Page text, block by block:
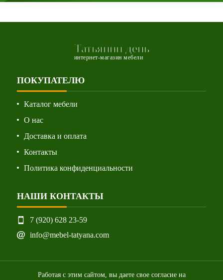
Татьянин день
интернет-магазин мебели
ПОКУПАТЕЛЮ
Каталог мебели
О нас
Доставка и оплата
Контакты
Политика конфиденциальности
НАШИ КОНТАКТЫ
7 (920) 628 23-59
info@mebel-tatyana.com
Работая с этим сайтом, вы даете свое согласие на